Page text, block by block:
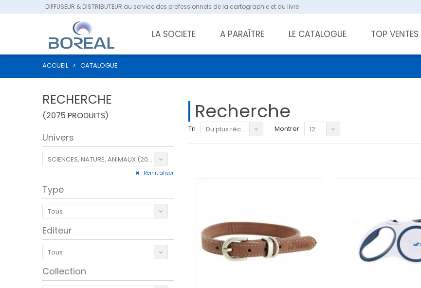
DIFFUSEUR & DISTRIBUTEUR au service des professionnels de la cartographie et du livre
LA SOCIETE A PARAÎTRE LE CATALOGUE TOP VENTES
ACCUEIL > CATALOGUE
Recherche
Tri Du plus récent au plus ancien Montrer 12
RECHERCHE
(2075 PRODUITS)
Univers
SCIENCES, NATURE, ANIMAUX (2075)
Réinitialiser
Type
Tous
Editeur
Tous
Collection